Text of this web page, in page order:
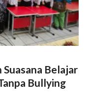
Belajar
Bullying